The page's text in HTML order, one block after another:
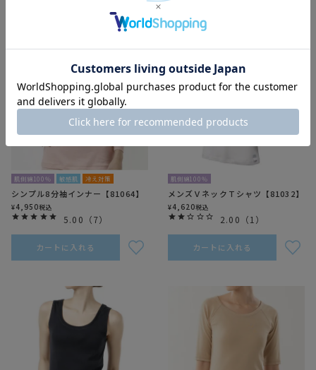
肌側綿100％ 敏感肌 冷え対策
シンプル8分袖インナー【81064】
¥4,950税込
5.00 （7）
カートに入れる
肌側綿100％
メンズＶネックＴシャツ【81032】
¥4,620税込
2.00 （1 ）
カートに入れる